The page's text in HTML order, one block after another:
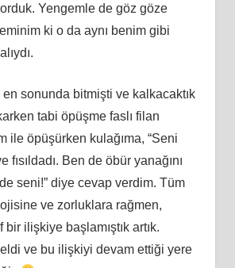
Yengemle de göz göze
ki o da aynı benim gibi
sonunda bitmişti ve kalkacaktık
tabi öpüşme faslı filan
ile öpüşürken kulağıma, “Seni
fısıldadı. Ben de öbür yanağını
seni!” diye cevap verdim. Tüm
ve zorluklara rağmen,
ilişkiye başlamıştık artık.
ve bu ilişkiyi devam ettiği yere